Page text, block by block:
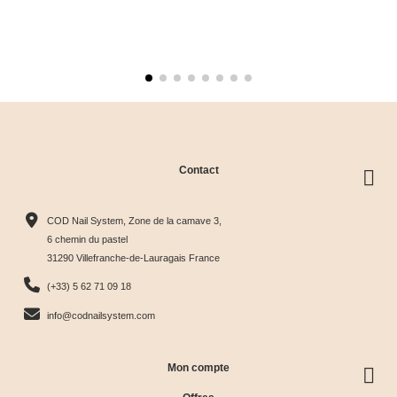
Contact
COD Nail System, Zone de la camave 3,
6 chemin du pastel
31290 Villefranche-de-Lauragais France
(+33) 5 62 71 09 18
info@codnailsystem.com
Mon compte